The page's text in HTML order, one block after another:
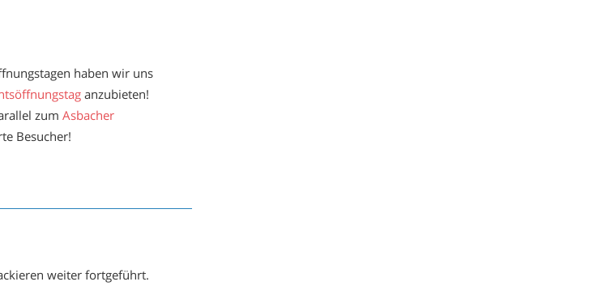
haben wir uns
anzubieten!
zum Asbacher
Besucher!
weiter fortgeführt.